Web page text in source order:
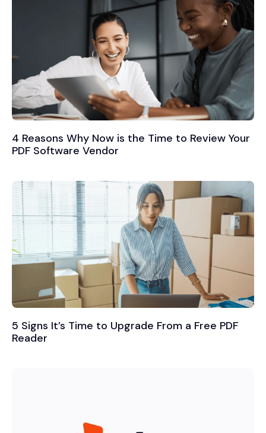
4 Reasons Why Now is the Time to Review Your
PDF Software Vendor
5 Signs It’s Time to Upgrade From a Free PDF
Reader